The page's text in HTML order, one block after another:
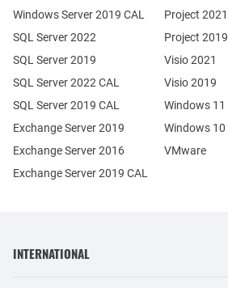
Exchange Server 2019
Exchange Server 2016
SQL Server 2022
SQL Server 2019
Windows Server 2019 CAL
SQL Server 2022 CAL
SQL Server 2019 CAL
Exchange Server 2019 CAL
Project 2021
Project 2019
Visio 2021
Visio 2019
Windows 11
Windows 10
VMware
INTERNATIONAL